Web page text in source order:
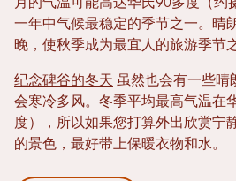
月的气温可能高达华氏90多度（约
一年中气候最稳定的季节之一。晴
晚，使秋季成为最宜人的旅游季节
纪念碑谷的冬天 虽然也会有一些晴
会寒冷多风。冬季平均最高气温在
度），所以如果您打算外出欣赏宁
的景色，最好带上保暖衣物和水。